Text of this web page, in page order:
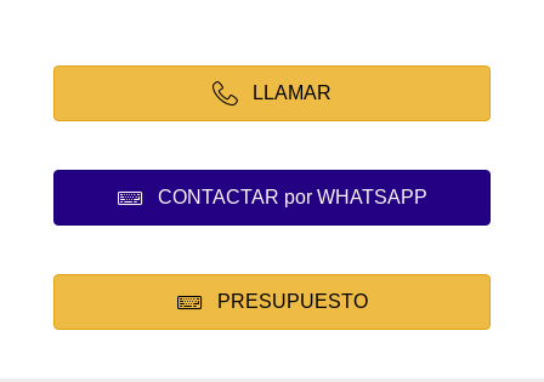
LLAMAR
CONTACTAR por WHATSAPP
PRESUPUESTO